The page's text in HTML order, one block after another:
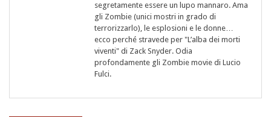
segretamente essere un lupo mannaro. Ama
gli Zombie (unici mostri in grado di
terrorizzarlo), le esplosioni e le donne…
ecco perché stravede per "L’alba dei morti
viventi" di Zack Snyder. Odia
profondamente gli Zombie movie di Lucio
Fulci.